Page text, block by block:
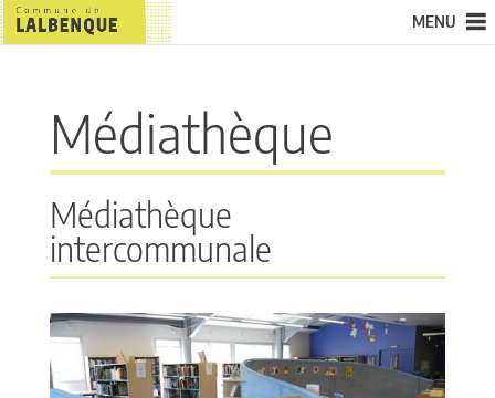
MENU
Médiathèque
Médiathèque
intercommunale